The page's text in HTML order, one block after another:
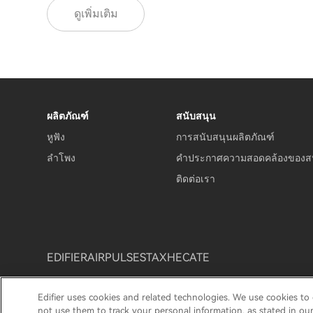
ดูเพิ่มเติม
ผลิตภัณฑ์
หูฟัง
ลำโพง
สนับสนุน
การสนับสนุนผลิตภัณฑ์
คำประกาศความสอดคล้องของ
ติดต่อเรา
EDIFIERAIRPULSESTAXHECATE
ประกาศเกี่ยวกับคุกกี้ นโยบายการรับประกัน ประกาศค
Edifier uses cookies and related technologies. We use cookies
not use them to track your personal information, as stated in